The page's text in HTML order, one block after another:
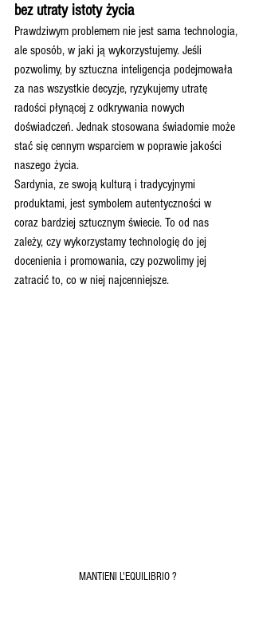
bez utraty istoty życia
Prawdziwym problemem nie jest sama technologia,
ale sposób, w jaki ją wykorzystujemy. Jeśli
pozwolimy, by sztuczna inteligencja podejmowała
za nas wszystkie decyzje, ryzykujemy utratę
radości płynącej z odkrywania nowych
doświadczeń. Jednak stosowana świadomie może
stać się cennym wsparciem w poprawie jakości
naszego życia.
Sardynia, ze swoją kulturą i tradycyjnymi
produktami, jest symbolem autentyczności w
coraz bardziej sztucznym świecie. To od nas
zależy, czy wykorzystamy technologię do jej
docenienia i promowania, czy pozwolimy jej
zatracić to, co w niej najcenniejsze.
MANTIENI L'EQUILIBRIO ?